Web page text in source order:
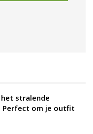
stralende
Perfect om je outfit